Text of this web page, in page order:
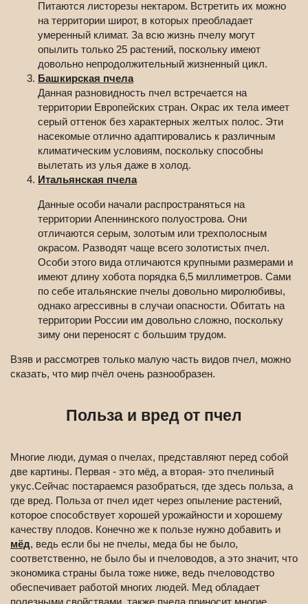
Питаются листорезы нектаром. Встретить их можно
на территории широт, в которых преобладает
умеренный климат. За всю жизнь пчелу могут
опылить только 25 растений, поскольку имеют
довольно непродолжительный жизненный цикл.
Башкирская пчела
Данная разновидность пчел встречается на
территории Европейских стран. Окрас их тела имеет
серый оттенок без характерных желтых полос. Эти
насекомые отлично адаптировались к различным
климатическим условиям, поскольку способны
вылетать из улья даже в холод.
Итальянская пчела
Данные особи начали распространяться на
территории Апеннинского полуострова. Они
отличаются серым, золотым или трехполосным
окрасом. Разводят чаще всего золотистых пчел.
Особи этого вида отличаются крупными размерами и
имеют длину хобота порядка 6,5 миллиметров. Сами
по себе итальянские пчелы довольно миролюбивы,
однако агрессивны в случаи опасности. Обитать на
территории России им довольно сложно, поскольку
зиму они переносят с большим трудом.
Взяв и рассмотрев только малую часть видов пчел, можно
сказать, что мир пчёл очень разнообразен.
Польза и вред от пчел
Многие люди, думая о пчелах, представляют перед собой
две картины. Первая - это мёд, а вторая- это пчелиный
укус.Сейчас постараемся разобраться, где здесь польза, а
где вред. Польза от пчел идет через опыление растений,
которое способствует хорошей урожайности и хорошему
качеству плодов. Конечно же к пользе нужно добавить и
мёд, ведь если бы не пчелы, меда бы не было,
соответственно, не было бы и пчеловодов, а это значит, что
экономика страны была тоже ниже, ведь пчеловодство
обеспечивает работой многих людей. Мед обладает